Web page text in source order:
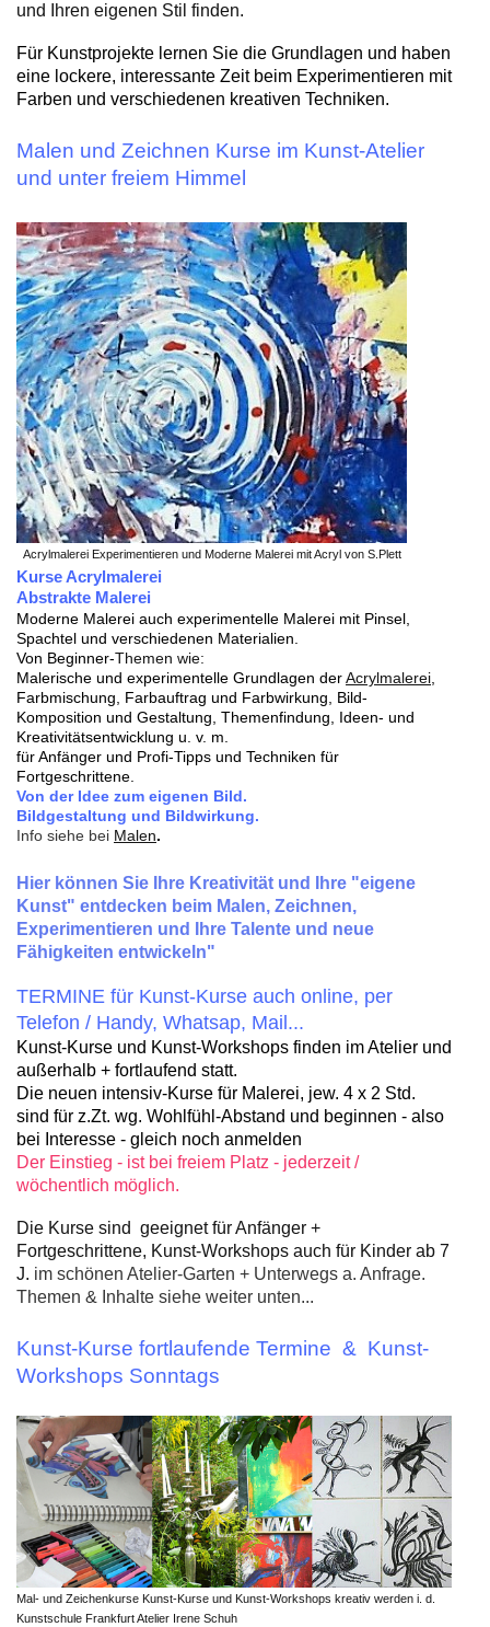
und Ihren eigenen Stil finden.
Für Kunstprojekte lernen Sie die Grundlagen und haben
eine lockere, interessante Zeit beim Experimentieren mit
Farben und verschiedenen kreativen Techniken.
Malen und Zeichnen Kurse im Kunst-Atelier
und unter freiem Himmel
Acrylmalerei Experimentieren und Moderne Malerei mit Acryl von S.Plett
Kurse Acrylmalerei
Abstrakte Malerei
Moderne Malerei auch experimentelle Malerei mit Pinsel,
Spachtel und verschiedenen Materialien.
Von Beginner-Themen wie:
Malerische und experimentelle Grundlagen derAcrylmalerei
Farbmischung, Farbauftrag und Farbwirkung, Bild-
Komposition und Gestaltung, Themenfindung, Ideen- und
Kreativitätsentwicklung u. v. m.
für Anfänger und Profi-Tipps und Techniken für
Fortgeschrittene.
Von der Idee zum eigenen Bild.
Bildgestaltung und Bildwirkung.
Info siehe bei Malen.
Hier können Sie Ihre Kreativität und Ihre "eigene
Kunst" entdecken beim Malen, Zeichnen,
Experimentieren und Ihre Talente und neue
Fähigkeiten entwickeln"
TERMINE für Kunst-Kurse auch online, per
Telefon / Handy, Whatsap, Mail...
Kunst-Kurse und Kunst-Workshops finden im Atelier und
außerhalb + fortlaufend statt.
Die neuen intensiv-Kurse für Malerei, jew. 4 x 2 Std.
sind für z.Zt. wg. Wohlfühl-Abstand und beginnen - also
bei Interesse - gleich noch anmelden
Der Einstieg - ist bei freiem Platz - jederzeit /
wöchentlich möglich.
Die Kurse sind geeignet für Anfänger +
Fortgeschrittene, Kunst-Workshops auch für Kinder ab 7
J. im schönen Atelier-Garten + Unterwegs a. Anfrage.
Themen & Inhalte siehe weiter unten...
Kunst-Kurse fortlaufende Termine & Kunst-
Workshops Sonntags
Mal- und Zeichenkurse Kunst-Kurse und Kunst-Workshops kreativ werden i. d.
Kunstschule Frankfurt Atelier Irene Schuh